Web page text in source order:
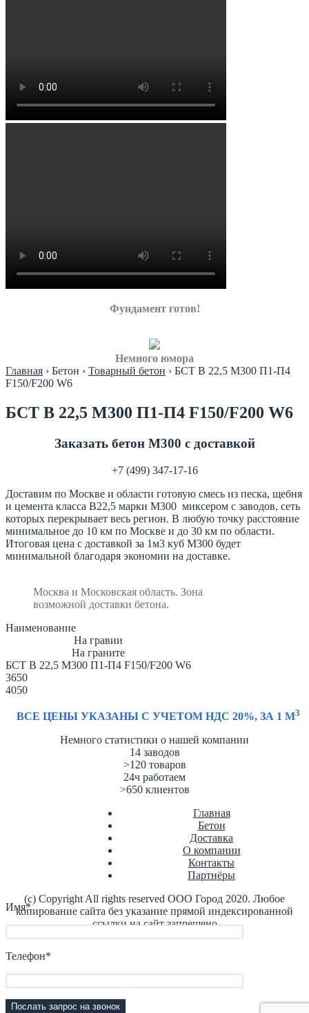
Фундамент готов!
Немного юмора
Главная › Бетон › Товарный бетон › БСТ В 22,5 М300 П1-П4
F150/F200 W6
БСТ В 22,5 М300 П1-П4 F150/F200 W6
Заказать бетон М300 с доставкой
+7 (499) 347-17-16
Доставим по Москве и области готовую смесь из песка, щебня
и цемента класса В22,5 марки М300 миксером с заводов, сеть
которых перекрывает весь регион. В любую точку расстояние
минимальное до 10 км по Москве и до 30 км по области.
Итоговая цена с доставкой за 1м3 куб М300 будет
минимальной благодаря экономии на доставке.
Москва и Московская область. Зона
возможной доставки бетона.
Наименование
На гравии
На граните
БСТ В 22,5 М300 П1-П4 F150/F200 W6
3650
4050
ВСЕ ЦЕНЫ УКАЗАНЫ С УЧЕТОМ НДС 20%, ЗА 1 М3
Немного статистики о нашей компании
14 заводов
>120 товаров
24ч работаем
>650 клиентов
Главная
Бетон
Доставка
О компании
Контакты
Партнёры
(с) Copyright All rights reserved ООО Город 2020. Любое
копирование сайта без указание прямой индексированной
ссылки на сайт запрещено
Имя*
Телефон*